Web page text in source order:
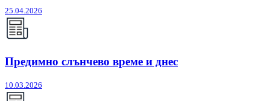
25.04.2026
Предимно слънчево време и днес
10.03.2026